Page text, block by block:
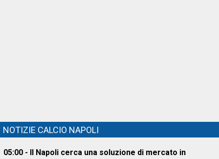
NOTIZIE CALCIO NAPOLI
05:00 - Il Napoli cerca una soluzione di mercato in